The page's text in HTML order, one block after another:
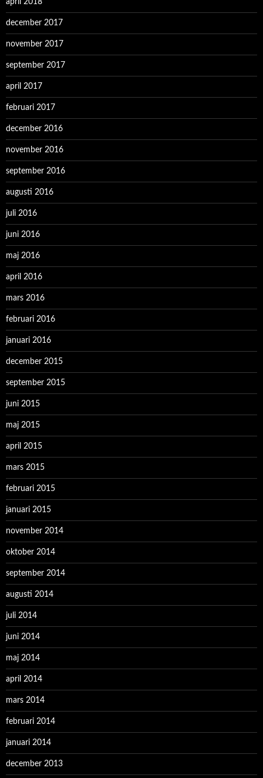
april 2018
december 2017
november 2017
september 2017
april 2017
februari 2017
december 2016
november 2016
september 2016
augusti 2016
juli 2016
juni 2016
maj 2016
april 2016
mars 2016
februari 2016
januari 2016
december 2015
september 2015
juni 2015
maj 2015
april 2015
mars 2015
februari 2015
januari 2015
november 2014
oktober 2014
september 2014
augusti 2014
juli 2014
juni 2014
maj 2014
april 2014
mars 2014
februari 2014
januari 2014
december 2013